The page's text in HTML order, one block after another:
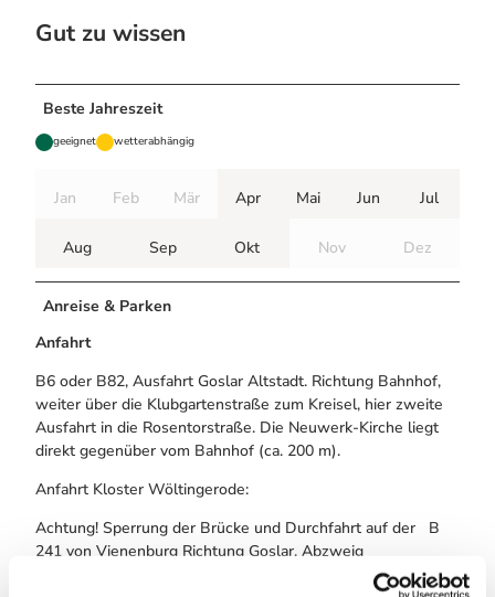
Gut zu wissen
Beste Jahreszeit
geeignet wetterabhängig
Jan Feb Mär Apr Mai Jun Jul
Aug Sep Okt Nov Dez
Anreise & Parken
Anfahrt
B6 oder B82, Ausfahrt Goslar Altstadt. Richtung Bahnhof,
weiter über die Klubgartenstraße zum Kreisel, hier zweite
Ausfahrt in die Rosentorstraße. Die Neuwerk-Kirche liegt
direkt gegenüber vom Bahnhof (ca. 200 m).
Anfahrt Kloster Wöltingerode:
Achtung! Sperrung der Brücke und Durchfahrt auf der B
241 von Vienenburg Richtung Goslar, Abzweig
Wöltingerode (Stand 2/24, vorauss. noch ein Jahr).